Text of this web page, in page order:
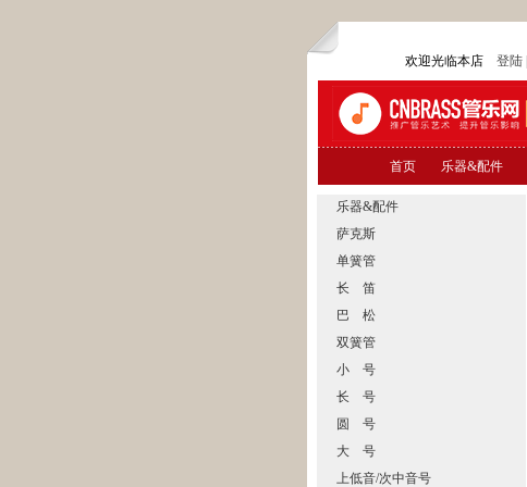
欢迎光临本店 登陆|
首页 乐器&配件
乐器&配件
萨克斯
单簧管
长 笛
巴 松
双簧管
小 号
长 号
圆 号
大 号
上低音/次中音号